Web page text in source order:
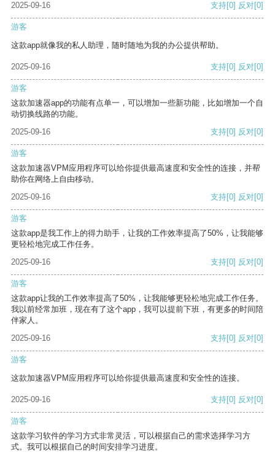
2025-09-16
支持[0] 反对[0]
游客
这款app就像我的私人助理，随时随地为我的办公提供帮助。
2025-09-16 支持[0] 反对[0]
游客
这款加速器app的功能有点单一，可以增加一些新功能，比如增加一个自
动切换线路的功能。
2025-09-16
支持[0] 反对[0]
游客
这款加速器VPM应用程序可以给你提供最高速度和安全性的连接，并帮
助你在网络上自由移动。
2025-09-16
支持[0] 反对[0]
游客
这款app是我工作上的得力助手，让我的工作效率提高了50%，让我能够
更轻松地完成工作任务。
2025-09-16
支持[0] 反对[0]
游客
这款app让我的工作效率提高了50%，让我能够更轻松地完成工作任务。
我以前经常加班，现在有了这个app，我可以提前下班，有更多的时间陪
伴家人。
2025-09-16
支持[0] 反对[0]
游客
这款加速器VPM应用程序可以给你提供最高速度和安全性的连接。
2025-09-16 支持[0] 反对[0]
游客
这款学习软件的学习方式非常灵活，可以根据自己的需求选择学习方
式。我可以根据自己的时间安排学习进度。